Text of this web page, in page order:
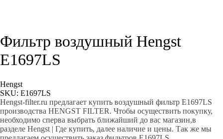
Фильтр воздушный Hengst
E1697LS
Hengst
SKU: E1697LS
Hengst-filter.ru предлагает купить воздушный фильтр E1697LS
производства HENGST FILTER. Чтобы осуществить покупку,
необходимо сперва выбрать ближайший до вас магазин,в
разделе Hengst | Где купить, далее наличие и цены. Так же мы